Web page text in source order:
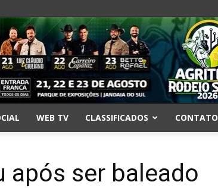
WEB TV CLASSIFICADOS CONTATO
após ser baleado